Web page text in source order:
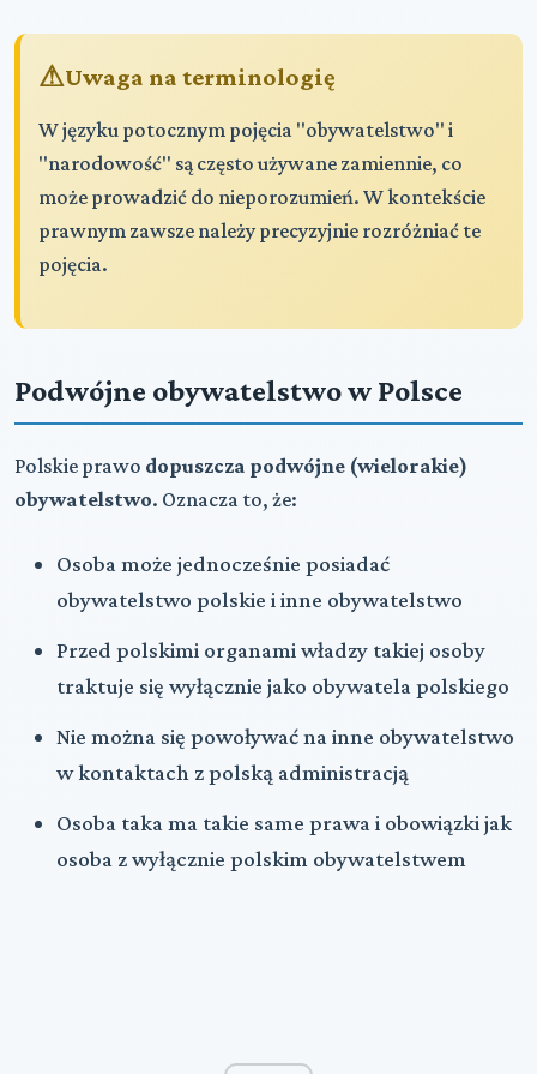
Uwaga na terminologię
W języku potocznym pojęcia "obywatelstwo" i
"narodowość" są często używane zamiennie, co
może prowadzić do nieporozumień. W kontekście
prawnym zawsze należy precyzyjnie rozróżniać te
pojęcia.
Podwójne obywatelstwo w Polsce
Polskie prawo dopuszcza podwójne (wielorakie)
obywatelstwo. Oznacza to, że:
Osoba może jednocześnie posiadać
obywatelstwo polskie i inne obywatelstwo
Przed polskimi organami władzy takiej osoby
traktuje się wyłącznie jako obywatela polskiego
Nie można się powoływać na inne obywatelstwo
w kontaktach z polską administracją
Osoba taka ma takie same prawa i obowiązki jak
osoba z wyłącznie polskim obywatelstwem